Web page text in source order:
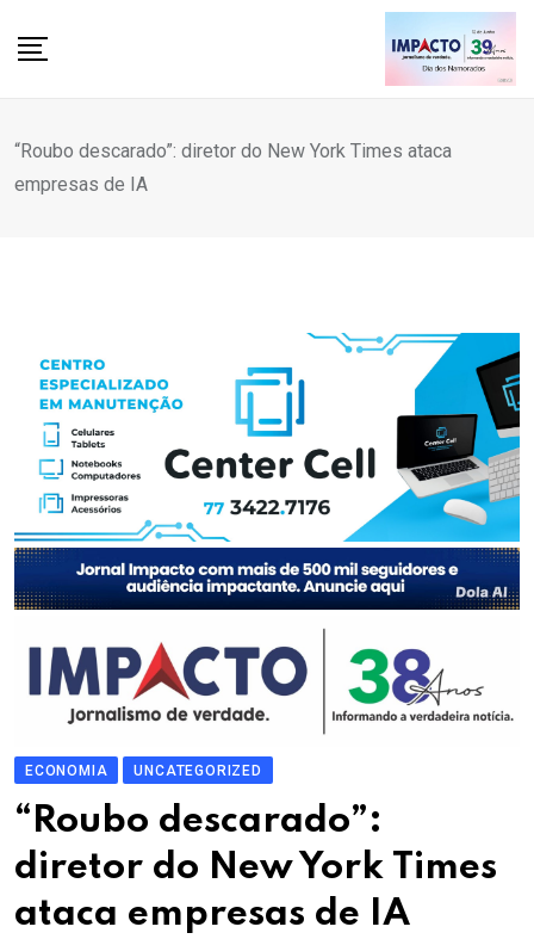
“Roubo descarado”: diretor do New York Times ataca
empresas de IA
ECONOMIA UNCATEGORIZED
“Roubo descarado”:
diretor do New York Times
ataca empresas de IA